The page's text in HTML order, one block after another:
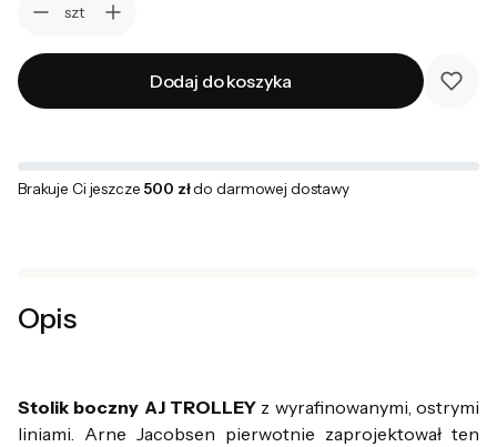
szt
Dodaj do koszyka
Brakuje Ci jeszcze 500 złdo darmowej dostawy
Opis
Stolik boczny AJ TROLLEY z wyrafinowanymi, ostrymi
liniami. Arne Jacobsen pierwotnie zaprojektował ten